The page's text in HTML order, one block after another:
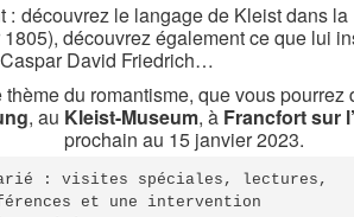
: découvrez lelangagede Kleistdans la
découvrez également ce que lui
David Friedrich…
thème du romantisme, que vous pourrez
, au Kleist-Museum, à Francfort sur
prochain au 15 janvier 2023.
varié : visites spéciales, lectures,
et une intervention